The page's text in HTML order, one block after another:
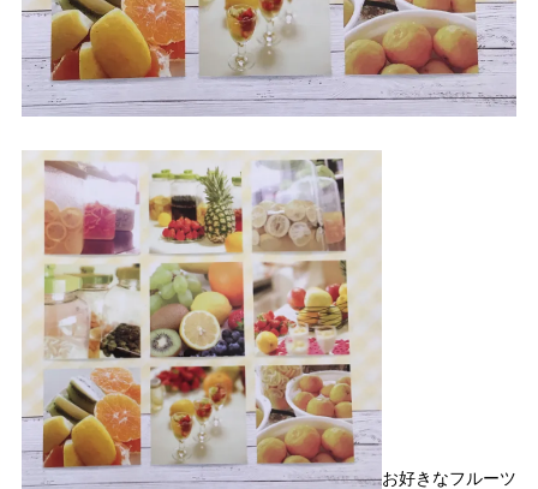
お好きなフルーツ